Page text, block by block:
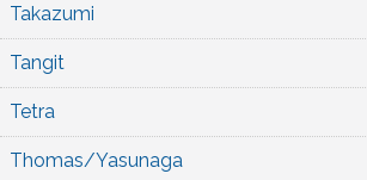
Takazumi
Tangit
Tetra
Thomas/Yasunaga